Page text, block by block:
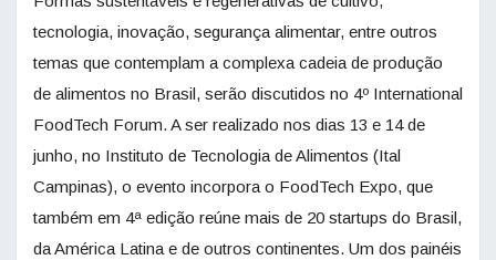
tecnologia, inovação, segurança alimentar, entre outros
temas que contemplam a complexa cadeia de produção
de alimentos no Brasil, serão discutidos no 4º International
FoodTech Forum. A ser realizado nos dias 13 e 14 de
junho, no Instituto de Tecnologia de Alimentos (Ital
Campinas), o evento incorpora o FoodTech Expo, que
também em 4ª edição reúne mais de 20 startups do Brasil,
da América Latina e de outros continentes. Um dos painéis